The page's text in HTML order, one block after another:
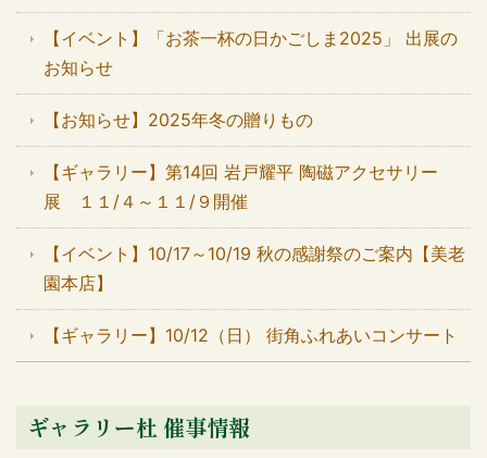
【イベント】「お茶一杯の日かごしま2025」 出展の
お知らせ
【お知らせ】2025年冬の贈りもの
【ギャラリー】第14回 岩戸耀平 陶磁アクセサリー
展 １１/４～１１/９開催
【イベント】10/17～10/19 秋の感謝祭のご案内【美老
園本店】
【ギャラリー】10/12（日） 街角ふれあいコンサート
ギャラリー杜 催事情報